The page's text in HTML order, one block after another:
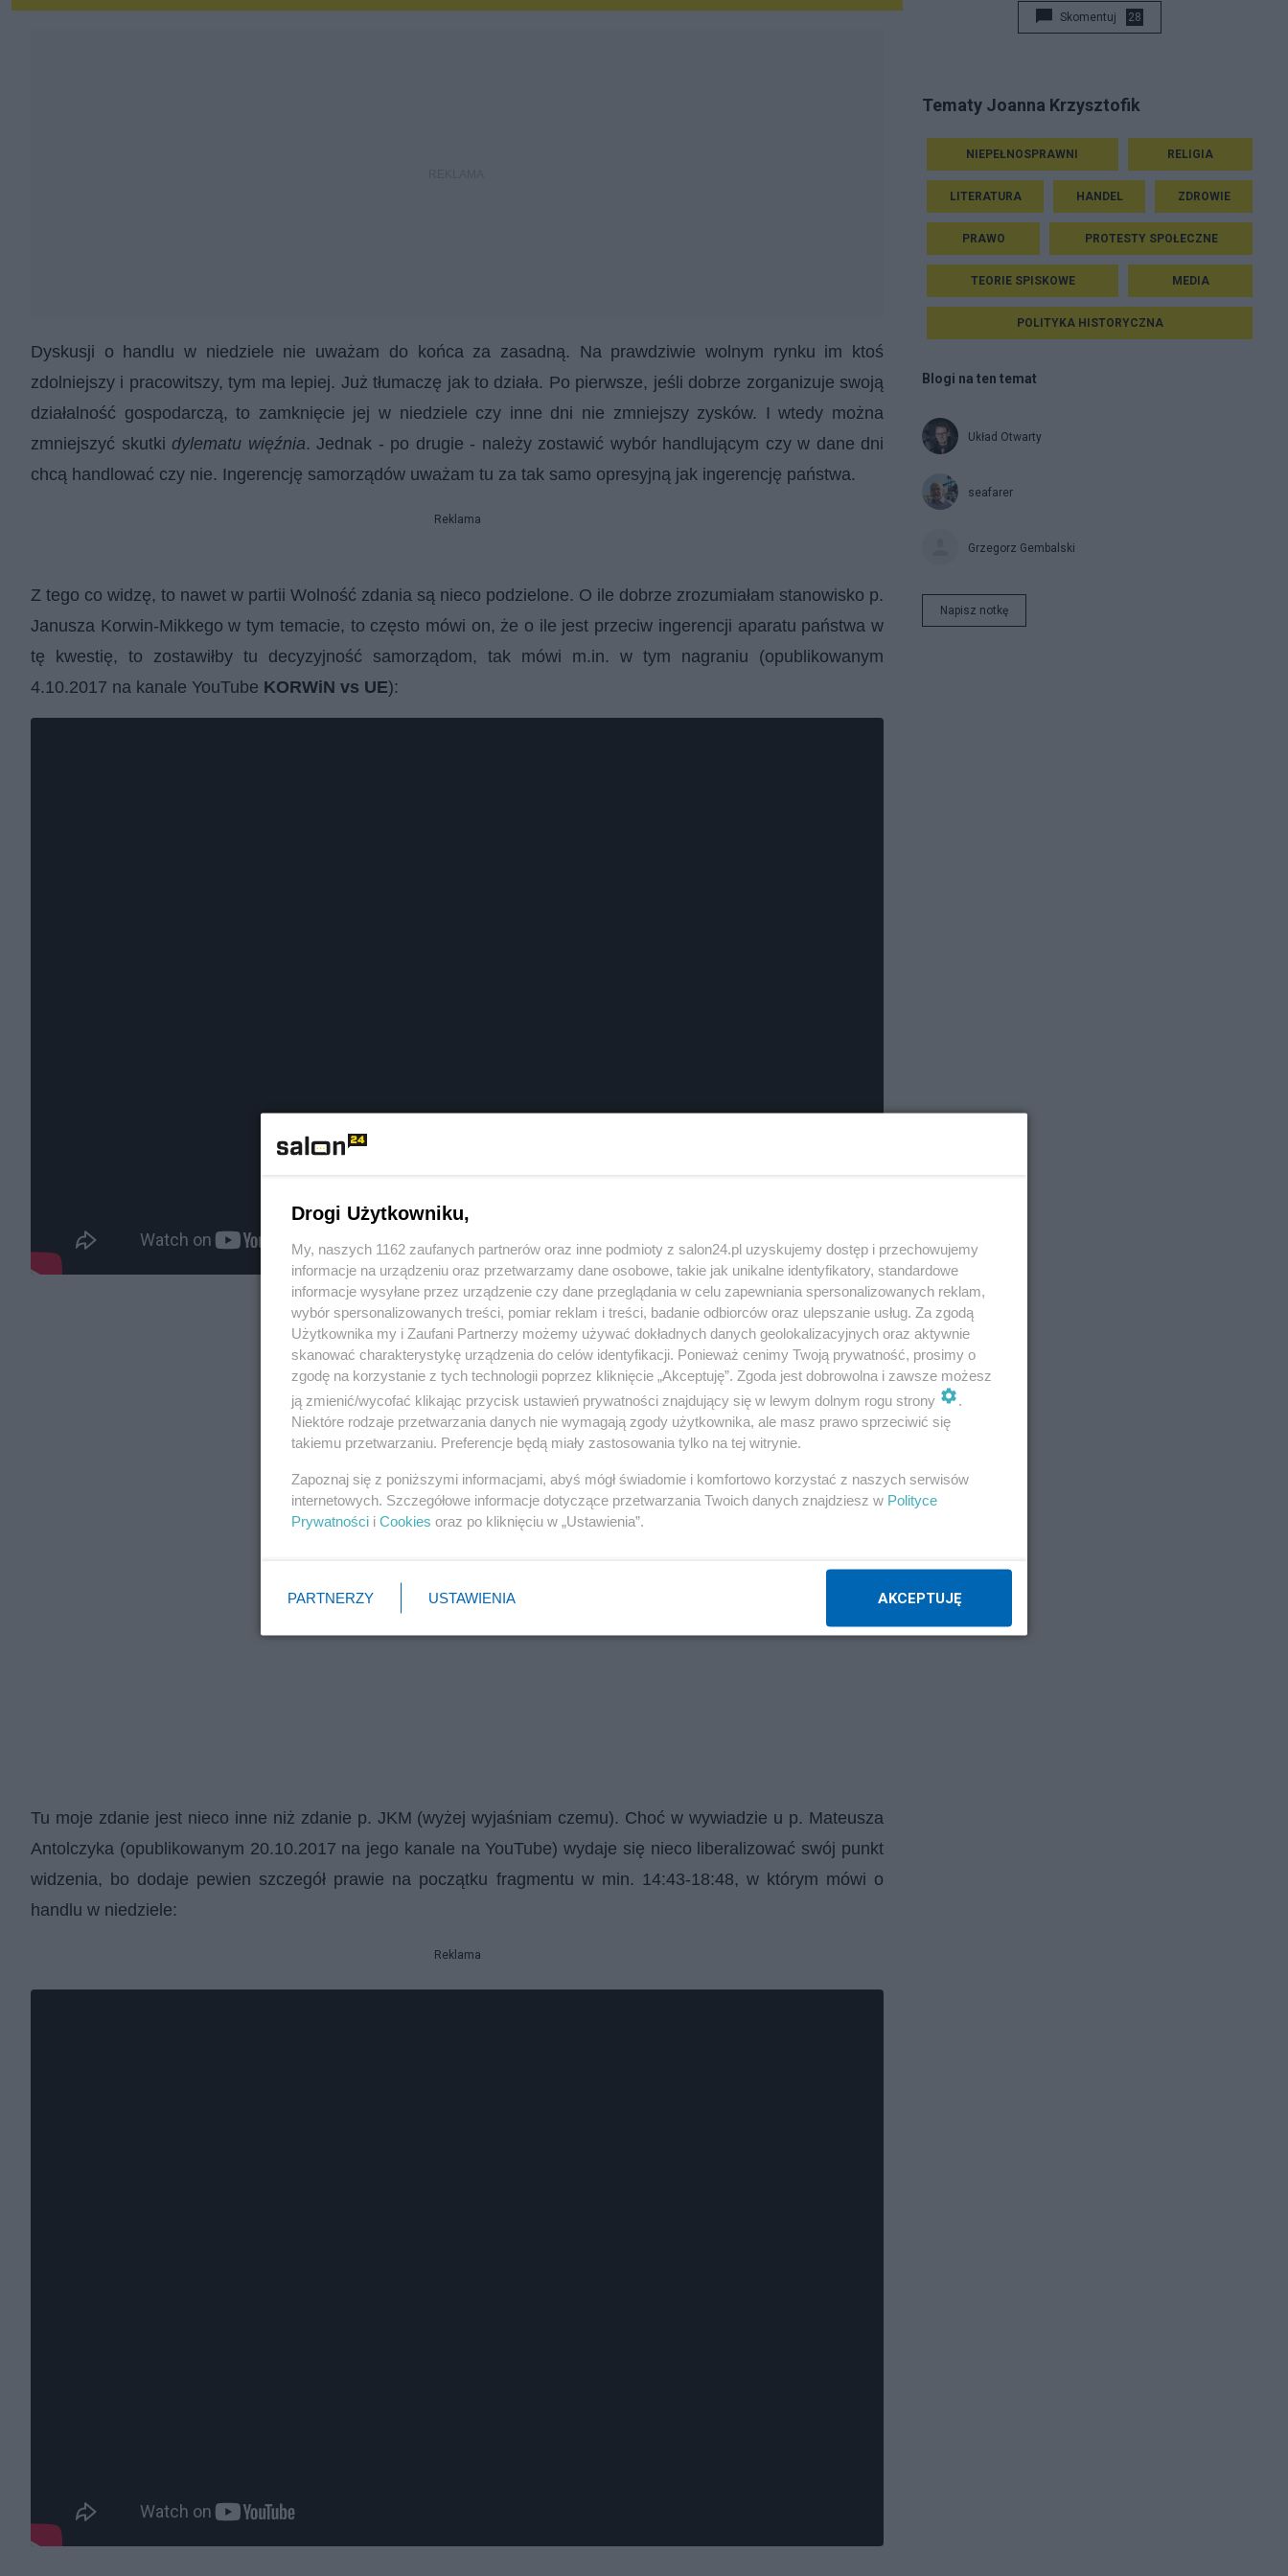
Dyskusji o handlu w niedziele nie uważam do końca za zasadną. Na prawdziwie wolnym rynku im ktoś
zdolniejszy i pracowitszy, tym ma lepiej. Już tłumaczę jak to działa. Po pierwsze, jeśli dobrze zorganizuje swoją
działalność gospodarczą, to zamknięcie jej w niedziele czy inne dni nie zmniejszy zysków. I wtedy można
zmniejszyć skutki dylematu więźnia. Jednak - po drugie - należy zostawić wybór handlującym czy w dane dni
chcą handlować czy nie. Ingerencję samorządów uważam tu za tak samo opresyjną jak ingerencję państwa.
Reklama
Z tego co widzę, to nawet w partii Wolność zdania są nieco podzielone. O ile dobrze zrozumiałam stanowisko p.
Janusza Korwin-Mikkego w tym temacie, to często mówi on, że o ile jest przeciw ingerencji aparatu państwa w
tę kwestię, to zostawiłby tu decyzyjność samorządom, tak mówi m.in. w tym nagraniu (opublikowanym
4.10.2017 na kanale YouTube KORWiN vs UE):
Tu moje zdanie jest nieco inne niż zdanie p. JKM (wyżej wyjaśniam czemu). Choć w wywiadzie u p. Mateusza
Antolczyka (opublikowanym 20.10.2017 na jego kanale na YouTube) wydaje się nieco liberalizować swój punkt
widzenia, bo dodaje pewien szczegół prawie na początku fragmentu w min. 14:43-18:48, w którym mówi o
handlu w niedziele:
Reklama
Skomentuj 28
Tematy Joanna Krzysztofik
NIEPEŁNOSPRAWNI RELIGIA
LITERATURA HANDEL ZDROWIE
PRAWO PROTESTY SPOŁECZNE
TEORIE SPISKOWE MEDIA
POLITYKA HISTORYCZNA
Blogi na ten temat
Układ Otwarty
seafarer
Grzegorz Gembalski
Napisz notkę
Drogi Użytkowniku,
My, naszych 1162 zaufanych partnerów oraz inne podmioty z salon24.pl uzyskujemy dostęp i przechowujemy
informacje na urządzeniu oraz przetwarzamy dane osobowe, takie jak unikalne identyfikatory, standardowe
informacje wysyłane przez urządzenie czy dane przeglądania w celu zapewniania spersonalizowanych reklam,
wybór spersonalizowanych treści, pomiar reklam i treści, badanie odbiorców oraz ulepszanie usług. Za zgodą
Użytkownika my i Zaufani Partnerzy możemy używać dokładnych danych geolokalizacyjnych oraz aktywnie
skanować charakterystykę urządzenia do celów identyfikacji. Ponieważ cenimy Twoją prywatność, prosimy o
zgodę na korzystanie z tych technologii poprzez kliknięcie „Akceptuję”. Zgoda jest dobrowolna i zawsze możesz
ją zmienić/wycofać klikając przycisk ustawień prywatności znajdujący się w lewym dolnym rogu strony
.
Niektóre rodzaje przetwarzania danych nie wymagają zgody użytkownika, ale masz prawo sprzeciwić się
takiemu przetwarzaniu. Preferencje będą miały zastosowania tylko na tej witrynie.
Zapoznaj się z poniższymi informacjami, abyś mógł świadomie i komfortowo korzystać z naszych serwisów
internetowych. Szczegółowe informacje dotyczące przetwarzania Twoich danych znajdziesz w Polityce
Prywatności i Cookies oraz po kliknięciu w „Ustawienia”.
PARTNERZY USTAWIENIA AKCEPTUJĘ